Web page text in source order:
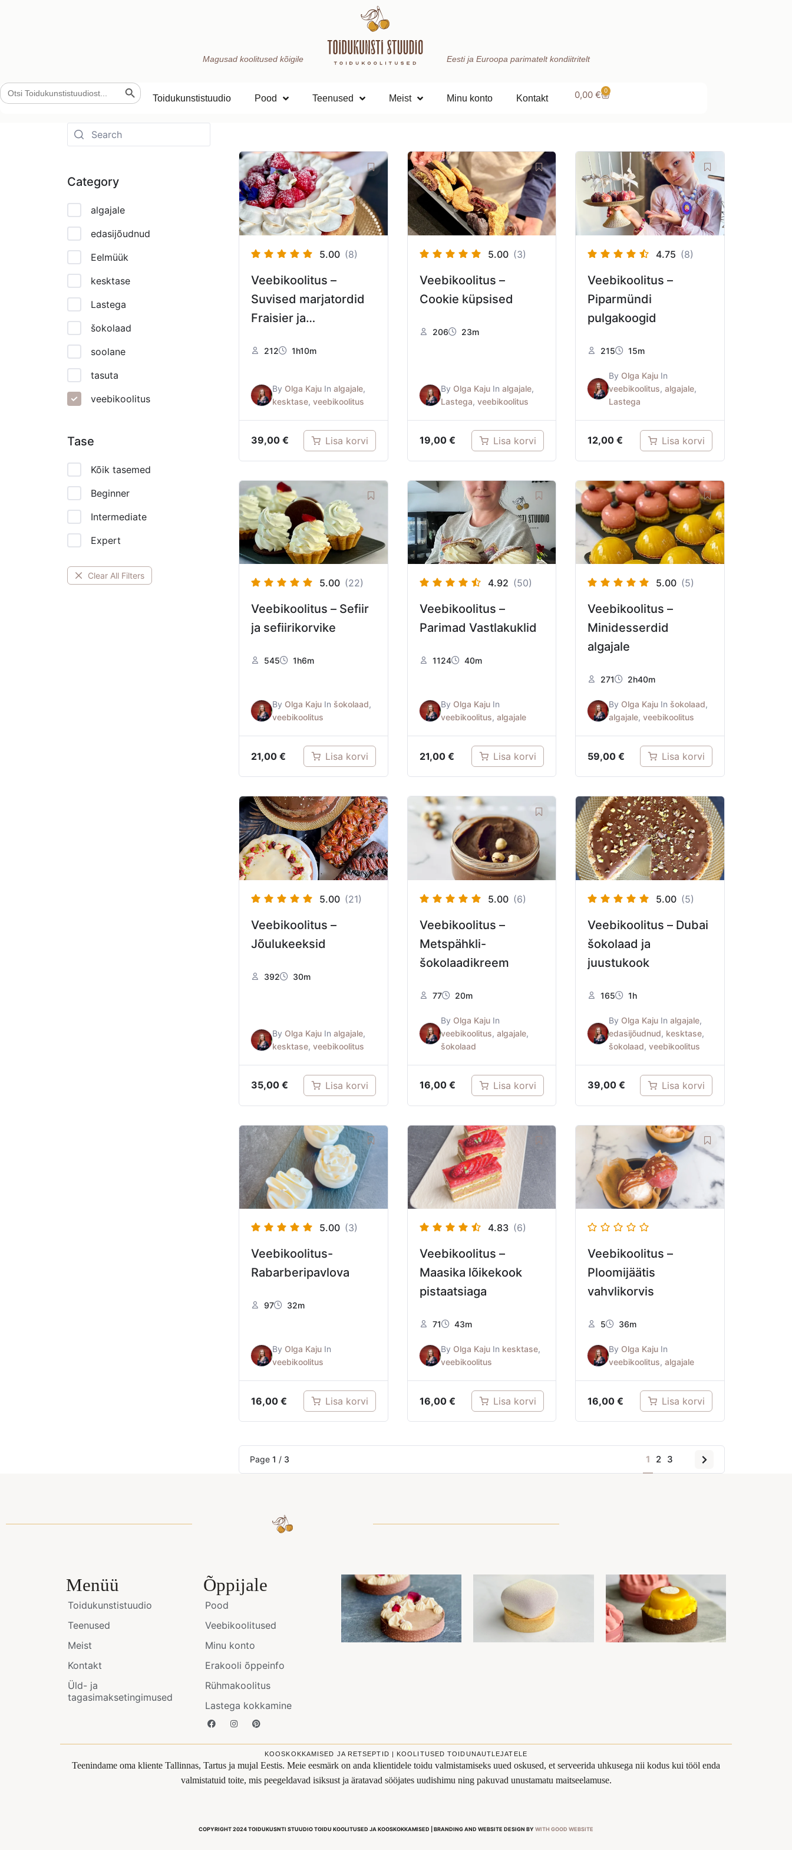
Magusad koolitused kõigile Eesti ja Euroopa parimatelt kondiitritelt
Search
for:
Search Button
Toidukunstistuudio Pood Teenused Meist Minu konto Kontakt 0,00 € 0
Category
algajale
edasijõudnud
Eelmüük
kesktase
Lastega
šokolaad
soolane
tasuta
veebikoolitus
Tase
Kõik tasemed
Beginner
Intermediate
Expert
Clear All Filters
5.00 (8)
Veebikoolitus –
Suvised marjatordid
Fraisier ja
212 1h10m
By Olga Kaju In algajale,
kesktase, veebikoolitus
39,00 € Lisa korvi
5.00 (3)
Veebikoolitus –
Cookie küpsised
206 23m
By Olga KajuIn algajale,
Lastega, veebikoolitus
19,00 € Lisa korvi
4.75 (8)
Veebikoolitus –
Piparmündi
pulgakoogid
215 15m
By Olga Kaju In
veebikoolitus,algajale,
Lastega
12,00€ Lisa korvi
5.00 (22)
Veebikoolitus – Sefiir
ja sefiirikorvike
545 1h6m
By Olga Kaju In šokolaad,
veebikoolitus
21,00 € Lisa korvi
4.92 (50)
Veebikoolitus –
Parimad Vastlakuklid
1124 40m
By Olga KajuIn
veebikoolitus, algajale
21,00 € Lisa korvi
5.00 (5)
Veebikoolitus –
Minidesserdid
algajale
271 2h40m
By Olga Kaju In šokolaad,
algajale,veebikoolitus
59,00€ Lisa korvi
5.00 (21)
Veebikoolitus –
Jõulukeeksid
392 30m
By Olga Kaju In algajale,
kesktase, veebikoolitus
35,00 € Lisa korvi
5.00 (6)
Veebikoolitus –
Metspähkli-
šokolaadikreem
77 20m
By Olga KajuIn
veebikoolitus, algajale,
šokolaad
16,00 € Lisa korvi
5.00 (5)
Veebikoolitus – Dubai
šokolaad ja
juustukook
165 1h
By Olga Kaju Inalgajale,
edasijõudnud, kesktase,
šokolaad,veebikoolitus
39,00€ Lisa korvi
5.00 (3)
Veebikoolitus-
Rabarberipavlova
97 32m
By Olga Kaju In
veebikoolitus
16,00 € Lisa korvi
4.83 (6)
Veebikoolitus –
Maasika lõikekook
pistaatsiaga
71 43m
By Olga KajuIn kesktase,
veebikoolitus
16,00 € Lisa korvi
Veebikoolitus –
Ploomijäätis
vahvlikorvis
5 36m
By Olga Kaju In
veebikoolitus,algajale
16,00€ Lisa korvi
Page 1 / 3 1 2 3
Menüü
Toidukunstistuudio
Teenused
Meist
Kontakt
Üld- ja
tagasimaksetingimused
Õppijale
Pood
Veebikoolitused
Minu konto
Erakooli õppeinfo
Rühmakoolitus
Lastega kokkamine
KOOSKOKKAMISED JA RETSEPTID | KOOLITUSED TOIDUNAUTLEJATELE
Teenindame oma kliente Tallinnas, Tartus ja mujal Eestis. Meie eesmärk on anda klientidele toidu valmistamiseks uued oskused, et serveerida uhkusega nii kodus kui tööl enda
valmistatuid toite, mis peegeldavad isiksust ja äratavad sööjates uudishimu ning pakuvad unustamatu maitseelamuse.
COPYRIGHT 2024 TOIDUKUSNTI STUUDIO TOIDU KOOLITUSED JA KOOSKOKKAMISED | BRANDING AND WEBSITE DESIGN BY WITH GOOD WEBSITE